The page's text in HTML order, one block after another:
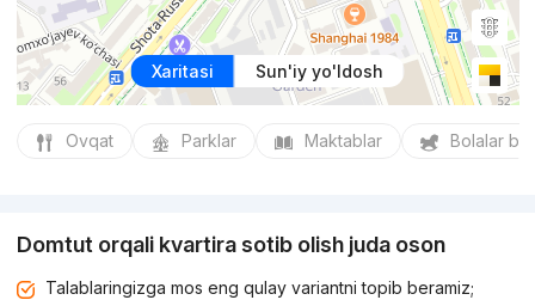
Xaritasi Sun'iy yo'ldosh
Ovqat Parklar Maktablar Bolalar
Domtut orqali kvartira sotib olish juda oson
Talablaringizga mos eng qulay variantni topib beramiz;